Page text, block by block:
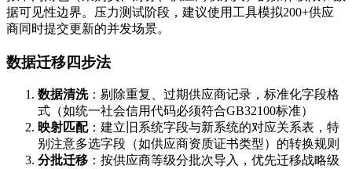
据可见性边界。压力测试阶段，建议使用工具模拟200+供应
商同时提交更新的并发场景。
数据迁移四步法
数据清洗：剔除重复、过期供应商记录，标准化字段格
式（如统一社会信用代码必须符合GB32100标准）
映射匹配：建立旧系统字段与新系统的对应关系表，特
别注意多选字段（如供应商资质证书类型）的转换规则
分批迁移 ：按供应商等级分批次导入，优先迁移战略级